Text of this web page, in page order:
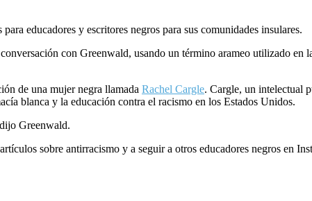
educadores y escritores negros para sus comunidades insulares.
con Greenwald, usando un término arameo utilizado en
de una mujer negra llamada Rachel Cargle. Cargle, un intelectual
blanca y la educación contra el racismo en los Estados Unidos.
Greenwald.
sobre antirracismo y a seguir a otros educadores negros en